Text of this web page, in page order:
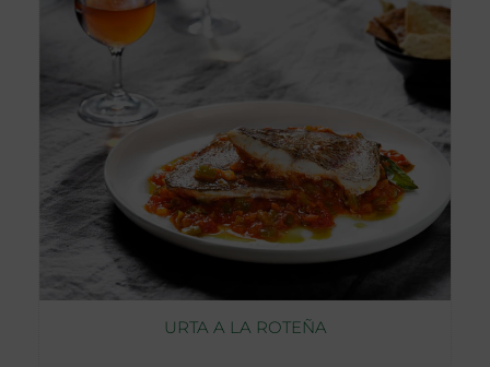
URTA A LA ROTEÑA